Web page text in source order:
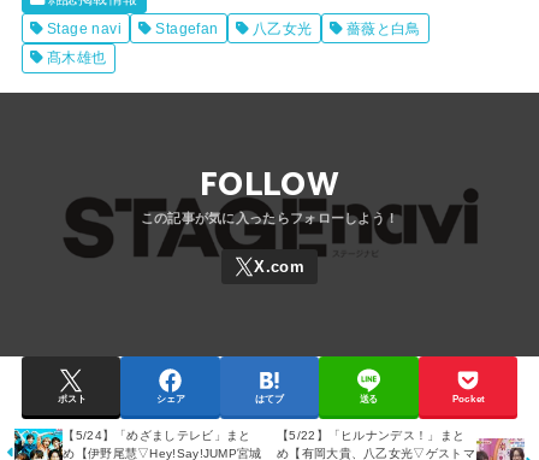
Stage navi
Stagefan 八乙女光
薔薇と白鳥
髙木雄也
FOLLOW
ポスト シェア はてブ 送る Pocket
【5/24】「めざましテレビ」まと
め【伊野尾慧▽Hey!Say!JUMP宮城
【5/22】「ヒルナンデス！」まと
め【有岡大貴、八乙女光▽ゲストマ